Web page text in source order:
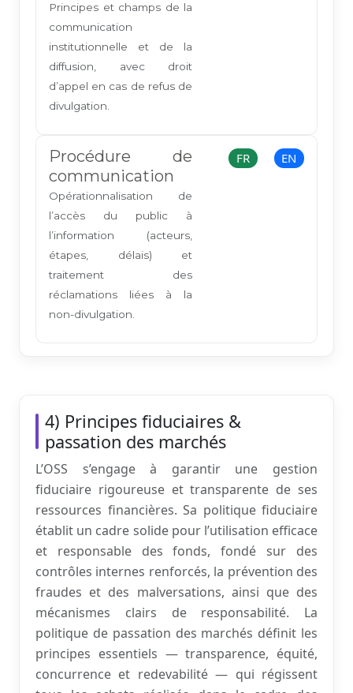
Principes et champs de la
communication
institutionnelle et de la
diffusion, avec droit
d’appel en cas de refus de
divulgation.
Procédure de
communication
Opérationnalisation de
l’accès du public à
l’information (acteurs,
étapes, délais) et
traitement des
réclamations liées à la
non-divulgation.
FR EN
4) Principes fiduciaires &
passation des marchés
L’OSS s’engage à garantir une gestion
fiduciaire rigoureuse et transparente de ses
ressources financières. Sa politique fiduciaire
établit un cadre solide pour l’utilisation efficace
et responsable des fonds, fondé sur des
contrôles internes renforcés, la prévention des
fraudes et des malversations, ainsi que des
mécanismes clairs de responsabilité. La
politique de passation des marchés définit les
principes essentiels — transparence, équité,
concurrence et redevabilité — qui régissent